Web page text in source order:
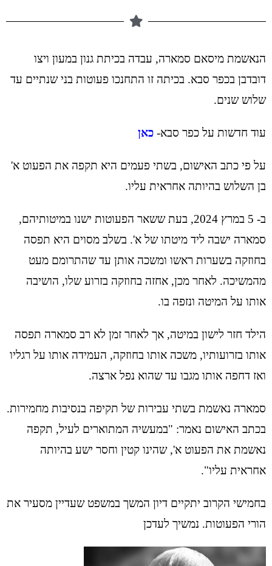
הנאשמת מיסאם סמארה, עבדה בכיתת גנון במעון ויצו
דובדבן בכפר סבא. בכיתה זו התחנכו פעוטות בני שנתיים עד
שלוש שנים.
עוד חדשות על כפר סבא- כאן
על פי כתב האישום, בשתי פעמים היא תקפה את הפעוט א'
בן השלוש בהיותה אחראית עליו.
ב- 5 במרץ 2024, בעת ששאר הפעוטות ישנו במיטותיהם,
סמארה ישבה ליד מיטתו של א'. בשלב מסוים היא תפסה
בחוזקה בשערות ראשו ומשכה אותן עד שהתרומם מעט
מהמשיכה. לאחר מכן, אחזה בחוזקה בזרוע שלו, הושיבה
אותו על המיטה ונזפה בו.
הילד חזר לישון במיטה, אך לאחר זמן לא רב סמארה תפסה
אותו בזרועותיו, משכה אותו בחוזקה, העמידה אותו על רגליו
ואז דחפה אותו מגבו עד שהוא נפל ארצה.
סמארה נאשמת בשתי עבירות של תקיפה בנסיבות מחמירות.
בכתב האישום נאמר: "במעשיה המתוארים לעיל, תקפה
נאשמת את הפעוט א', שהינו קטין וחסר ישע בהיותה
אחראית עליו".
בחמישי הקרוב יתקיים דיון המשך במשפט שעדיין מסעיר את
הורי הפעוטות. נמשיך לעדכן